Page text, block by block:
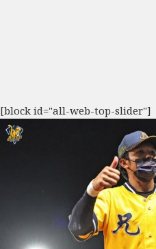
[block id="all-web-top-slider"]